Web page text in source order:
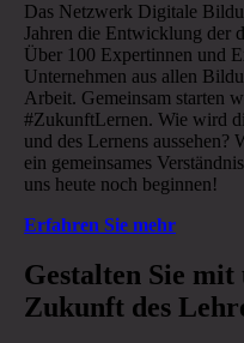
Das Netzwerk Digitale
Jahren die Entwicklung der
Über 100 Expertinnen und
Unternehmen aus allen
Arbeit. Gemeinsam starten
#ZukunftLernen. Wie wird
und des Lernens aussehen?
ein gemeinsames
uns heute noch beginnen!
Erfahren Sie mehr
Gestalten Sie mit
Zukunft des